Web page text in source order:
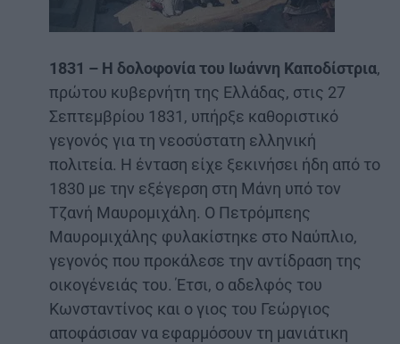
1831 – Η δολοφονία του Ιωάννη Καποδίστρια,
πρώτου κυβερνήτη της Ελλάδας, στις 27
Σεπτεμβρίου 1831, υπήρξε καθοριστικό
γεγονός για τη νεοσύστατη ελληνική
πολιτεία. Η ένταση είχε ξεκινήσει ήδη από το
1830 με την εξέγερση στη Μάνη υπό τον
Τζανή Μαυρομιχάλη. Ο Πετρόμπεης
Μαυρομιχάλης φυλακίστηκε στο Ναύπλιο,
γεγονός που προκάλεσε την αντίδραση της
οικογένειάς του. Έτσι, ο αδελφός του
Κωνσταντίνος και ο γιος του Γεώργιος
αποφάσισαν να εφαρμόσουν τη μανιάτικη